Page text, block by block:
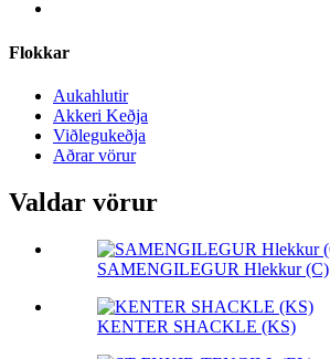
Flokkar
Aukahlutir
Akkeri Keðja
Viðlegukeðja
Aðrar vörur
Valdar vörur
SAMENGILEGUR Hlekkur (C)
KENTER SHACKLE (KS)